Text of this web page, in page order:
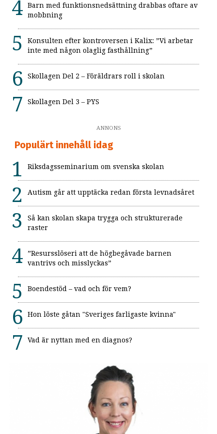
Barn med funktionsnedsättning drabbas oftare av
mobbning
Konsulten efter kontroversen i Kalix: ”Vi arbetar
inte med någon olaglig fasthållning”
Skollagen Del 2 – Föräldrars roll i skolan
Skollagen Del 3 – PYS
ANNONS
Populärt innehåll idag
Riksdagsseminarium om svenska skolan
Autism går att upptäcka redan första levnadsåret
Så kan skolan skapa trygga och strukturerade
raster
”Resursslöseri att de högbegåvade barnen
vantrivs och misslyckas”
Boendestöd – vad och för vem?
Hon löste gåtan "Sveriges farligaste kvinna"
Vad är nyttan med en diagnos?